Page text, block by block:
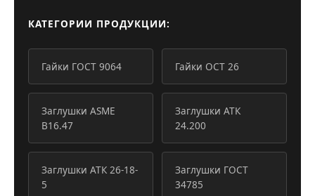
КАТЕГОРИИ ПРОДУКЦИИ:
Гайки ГОСТ 9064 Гайки ОСТ 26
Заглушки ASME
B16.47
Заглушки АТК
24.200
Заглушки АТК 26-18-
5
Заглушки ГОСТ
34785